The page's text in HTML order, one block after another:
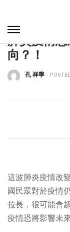
肺炎疫情
向？！
孔 祥寧
這波肺炎疫情改
國民眾對於疫情
拉長，很可能會
疫情恐將影響未